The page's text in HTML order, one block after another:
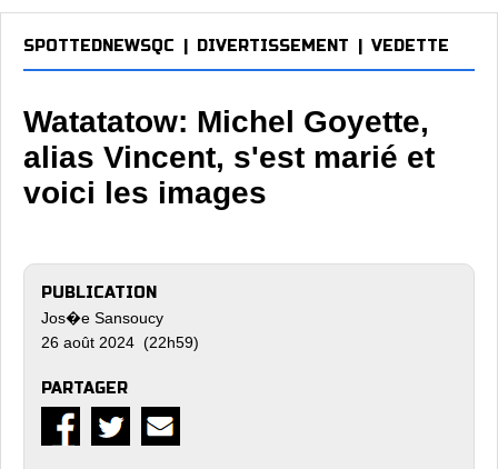
SPOTTEDNEWSQC DIVERTISSEMENT VEDETTE
Watatatow: Michel Goyette,
alias Vincent, s'est marié et
voici les images
PUBLICATION
Jos�e Sansoucy
26 août 2024 (22h59)
PARTAGER